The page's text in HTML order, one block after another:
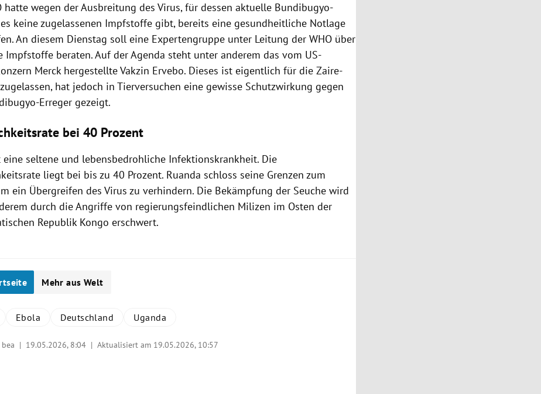
hatte wegen der Ausbreitung des Virus, für dessen aktuelle Bundibugyo-
keine zugelassenen Impfstoffe gibt, bereits eine gesundheitliche Notlage
An diesem Dienstag soll eine Expertengruppe unter Leitung der WHO über
Impfstoffe beraten. Auf der Agenda steht unter anderem das vom US-
Merck hergestellte Vakzin Ervebo. Dieses ist eigentlich für die Zaire-
hat jedoch in Tierversuchen eine gewisse Schutzwirkung gegen
Erreger gezeigt.
bei 40 Prozent
eine seltene und lebensbedrohliche Infektionskrankheit. Die
liegt bei bis zu 40 Prozent. Ruanda schloss seine Grenzen zum
ein Übergreifen des Virus zu verhindern. Die Bekämpfung der Seuche wird
durch die Angriffe von regierungsfeindlichen Milizen im Osten der
Republik Kongo erschwert.
Mehr aus Welt
Ebola Deutschland Uganda
bea | 19.05.2026, 8:04 | Aktualisiert am 19.05.2026, 10:57